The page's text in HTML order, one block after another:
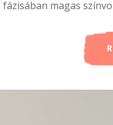
fázisában magas